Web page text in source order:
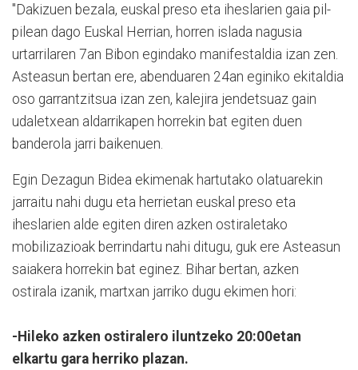
"Dakizuen bezala, euskal preso eta iheslarien gaia pil-
pilean dago Euskal Herrian, horren islada nagusia
urtarrilaren 7an Bibon egindako manifestaldia izan zen.
Asteasun bertan ere, abenduaren 24an eginiko ekitaldia
oso garrantzitsua izan zen, kalejira jendetsuaz gain
udaletxean aldarrikapen horrekin bat egiten duen
banderola jarri baikenuen.
Egin Dezagun Bidea ekimenak hartutako olatuarekin
jarraitu nahi dugu eta herrietan euskal preso eta
iheslarien alde egiten diren azken ostiraletako
mobilizazioak berrindartu nahi ditugu, guk ere Asteasun
saiakera horrekin bat eginez. Bihar bertan, azken
ostirala izanik, martxan jarriko dugu ekimen hori:
- Hileko azken ostiralero iluntzeko 20:00etan
elkartu gara herriko plazan.